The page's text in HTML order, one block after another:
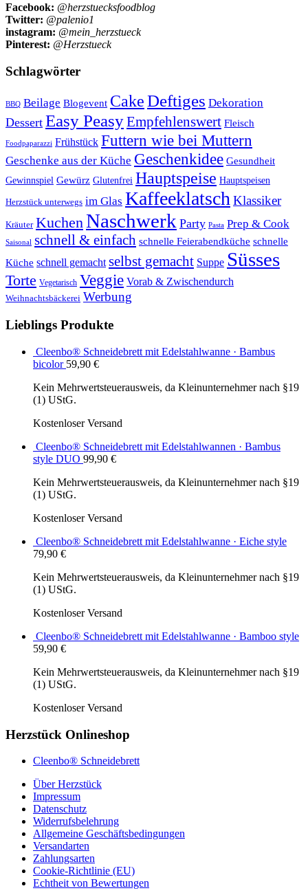
Facebook: @herzstuecksfoodblog
Twitter: @palenio1
instagram: @mein_herzstueck
Pinterest: @Herzstueck
Schlagwörter
BBQ Beilage Blogevent CakeDeftiges Dekoration
Dessert Easy PeasyEmpfehlenswert Fleisch
Foodpaparazzi Frühstück Futtern wie bei Muttern
Geschenke aus der Küche Geschenkidee Gesundheit
Gewinnspiel Gewürz Glutenfrei Hauptspeise Hauptspeisen
Herzstück unterwegs im Glas KaffeeklatschKlassiker
Kräuter KuchenNaschwerk Party Pasta Prep & Cook
Saisonal schnell & einfach schnelle Feierabendküche schnelle
Küche schnell gemacht selbst gemacht Suppe Süsses
Torte Vegetarisch Veggie Vorab & Zwischendurch
Weihnachtsbäckerei Werbung
Lieblings Produkte
Cleenbo® Schneidebrett mit Edelstahlwanne · Bambus
bicolor 59,90 €
Kein Mehrwertsteuerausweis, da Kleinunternehmer nach §19
(1) UStG.
Kostenloser Versand
Cleenbo® Schneidebrett mit Edelstahlwannen · Bambus
style DUO 99,90 €
Kein Mehrwertsteuerausweis, da Kleinunternehmer nach §19
(1) UStG.
Kostenloser Versand
Cleenbo® Schneidebrett mit Edelstahlwanne · Eiche style
79,90 €
Kein Mehrwertsteuerausweis, da Kleinunternehmer nach §19
(1) UStG.
Kostenloser Versand
Cleenbo® Schneidebrett mit Edelstahlwanne · Bamboo style
59,90 €
Kein Mehrwertsteuerausweis, da Kleinunternehmer nach §19
(1) UStG.
Kostenloser Versand
Herzstück Onlineshop
Cleenbo® Schneidebrett
Über Herzstück
Impressum
Datenschutz
Widerrufsbelehrung
Allgemeine Geschäftsbedingungen
Versandarten
Zahlungsarten
Cookie-Richtlinie (EU)
Echtheit von Bewertungen